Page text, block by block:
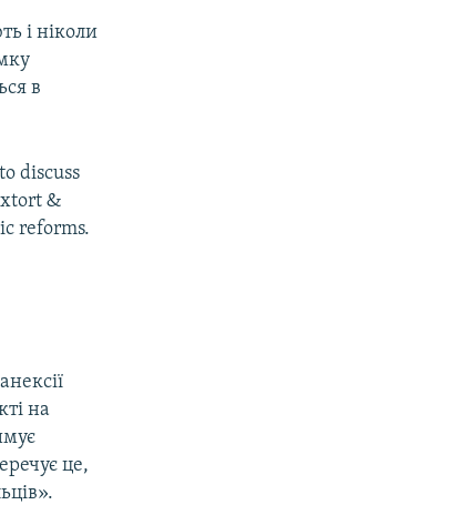
і ніколи
в
to discuss
&
reforms.
на
це,